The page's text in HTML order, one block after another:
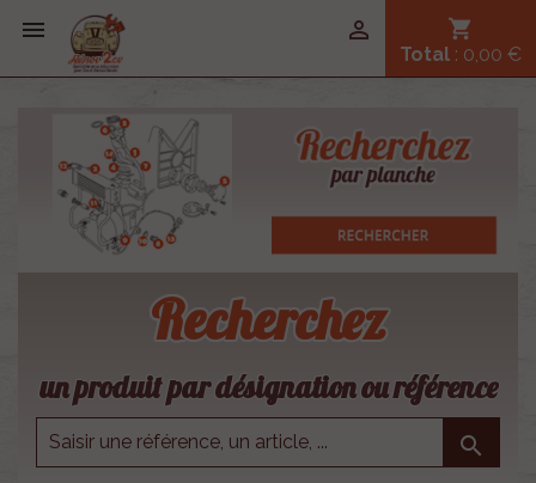
 shopping_cart
Total : 0,00 €

Recherchez
un produit par désignation ou référence
